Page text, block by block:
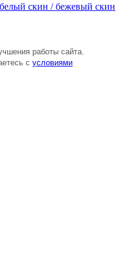
скин / бежевый скин
работы сайта.
с условиями